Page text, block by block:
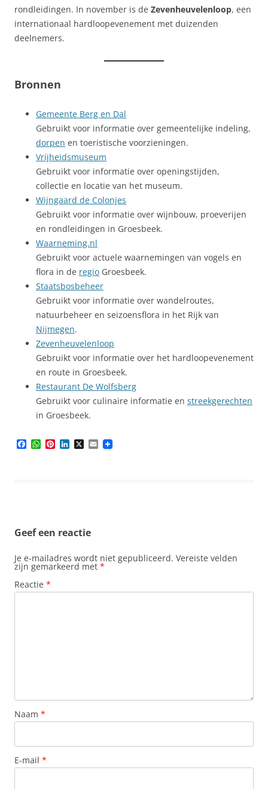
rondleidingen. In november is de Zevenheuvelenloop, een
internationaal hardloopevenement met duizenden
deelnemers.
Bronnen
Gemeente Berg en Dal
Gebruikt voor informatie over gemeentelijke indeling,
dorpen en toeristische voorzieningen.
Vrijheidsmuseum
Gebruikt voor informatie over openingstijden,
collectie en locatie van het museum.
Wijngaard de Colonjes
Gebruikt voor informatie over wijnbouw, proeverijen
en rondleidingen in Groesbeek.
Waarneming.nl
Gebruikt voor actuele waarnemingen van vogels en
flora in de regio Groesbeek.
Staatsbosbeheer
Gebruikt voor informatie over wandelroutes,
natuurbeheer en seizoensflora in het Rijk van
Nijmegen.
Zevenheuvelenloop
Gebruikt voor informatie over het hardloopevenement
en route in Groesbeek.
Restaurant De Wolfsberg
Gebruikt voor culinaire informatie en streekgerechten
in Groesbeek.
W P X E
m
Geef een reactie
Je e-mailadres wordt niet gepubliceerd. Vereiste velden
zijn gemarkeerd met *
Reactie *
Naam *
E-mail *